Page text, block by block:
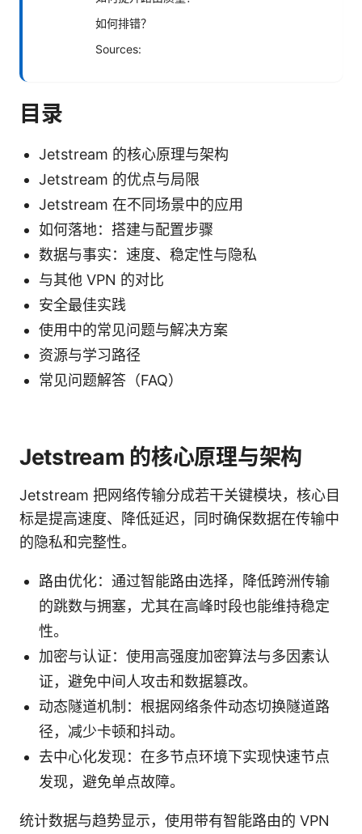
如何排错？
Sources:
目录
Jetstream 的核心原理与架构
Jetstream 的优点与局限
Jetstream 在不同场景中的应用
如何落地：搭建与配置步骤
数据与事实：速度、稳定性与隐私
与其他 VPN 的对比
安全最佳实践
使用中的常见问题与解决方案
资源与学习路径
常见问题解答（FAQ）
Jetstream 的核心原理与架构
Jetstream 把网络传输分成若干关键模块，核心目
标是提高速度、降低延迟，同时确保数据在传输中
的隐私和完整性。
路由优化：通过智能路由选择，降低跨洲传输
的跳数与拥塞，尤其在高峰时段也能维持稳定
性。
加密与认证：使用高强度加密算法与多因素认
证，避免中间人攻击和数据篡改。
动态隧道机制：根据网络条件动态切换隧道路
径，减少卡顿和抖动。
去中心化发现：在多节点环境下实现快速节点
发现，避免单点故障。
统计数据与趋势显示，使用带有智能路由的 VPN